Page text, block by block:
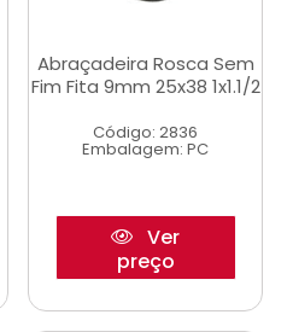
Abraçadeira Rosca Sem
Fim Fita 9mm 25x38 1x1.1/2
Código: 2836
Embalagem: PC
Ver
preço